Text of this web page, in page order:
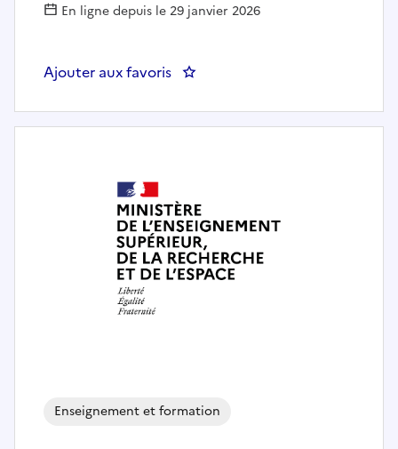
En ligne depuis le 29 janvier 2026
Ajouter aux favoris : Enseignant chercheur
Enseignement et formation